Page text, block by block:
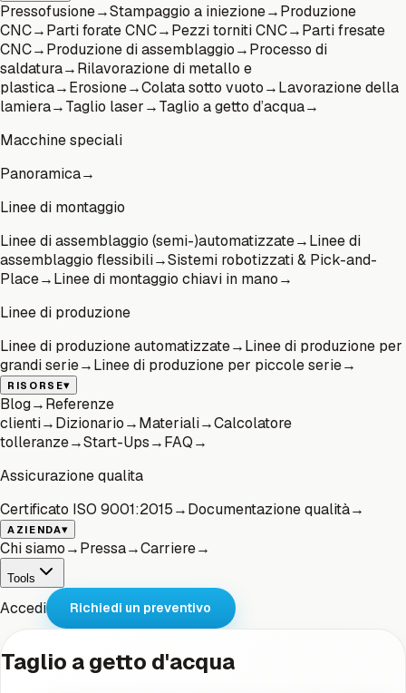
Pressofusione→Stampaggio a iniezione→Produzione
CNC→Parti forate CNC→Pezzi torniti CNC→Parti fresate
CNC→Produzione di assemblaggio→Processo di
saldatura→Rilavorazione di metallo e
plastica→Erosione→Colata sotto vuoto→Lavorazione della
lamiera→Taglio laser→Taglio a getto d’acqua→
Macchine speciali
Panoramica→
Linee di montaggio
Linee di assemblaggio (semi-)automatizzate→Linee di
assemblaggio flessibili→Sistemi robotizzati & Pick-and-
Place→Linee di montaggio chiavi in mano→
Linee di produzione
Linee di produzione automatizzate→Linee di produzione per
grandi serie→Linee di produzione per piccole serie→
RISORSE▾
Blog→Referenze
clienti→Dizionario→Materiali→Calcolatore
tolleranze→Start-Ups→FAQ→
Assicurazione qualita
Certificato ISO 9001:2015→Documentazione qualità→
AZIENDA▾
Chi siamo→Pressa→Carriere→
Tools
Accedi Richiedi un preventivo
Taglio a getto d'acqua